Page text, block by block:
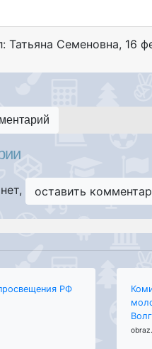
Татьяна Семеновна, 16
оставить
РФ